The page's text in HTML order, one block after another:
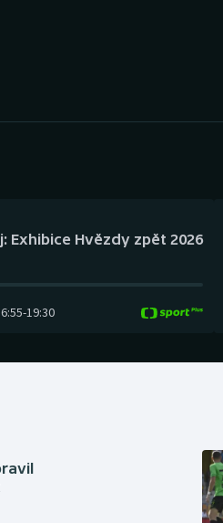
Exhibice Hvězdy zpět 2026
-19:30